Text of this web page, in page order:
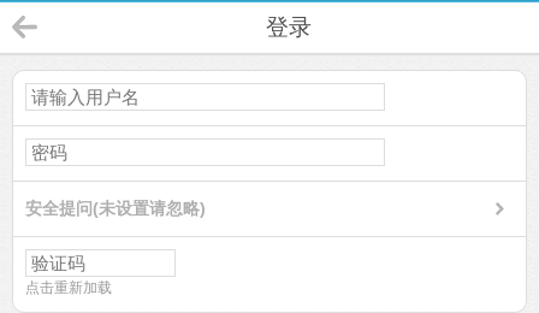
登录
安全提问(未设置请忽略)
点击重新加载